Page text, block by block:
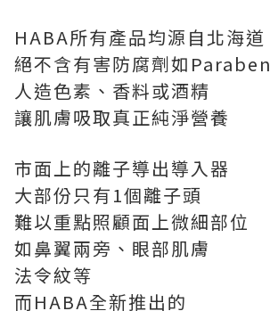
HABA所有產品均源自北海道
絕不含有害防腐劑如Paraben
人造色素、香料或酒精
讓肌膚吸取真正純淨營養
市面上的離子導出導入器
大部份只有1個離子頭
難以重點照顧面上微細部位
如鼻翼兩旁、眼部肌膚
法令紋等
而HABA全新推出的